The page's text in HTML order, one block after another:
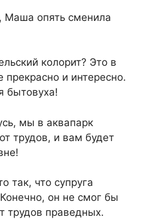
Маша опять сменила
колорит? Это в
прекрасно и интересно.
бытовуха!
мы в аквапарк
трудов, и вам будет
так, что супруга
он не смог бы
трудов праведных.